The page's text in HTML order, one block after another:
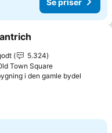
5.324
Town Square
i den gamle bydel